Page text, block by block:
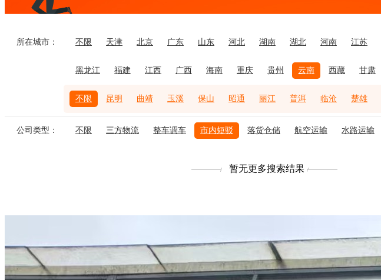
所在城市： 不限 天津 北京 广东 山东 河北 湖南 湖北 河南 江苏
黑龙江 福建 江西 广西 海南 重庆 贵州 云南 西藏 甘肃
不限 昆明 曲靖 玉溪 保山 昭通 丽江 普洱 临沧 楚雄
公司类型： 不限 三方物流 整车调车 市内短驳 落货仓储 航空运输 水路运输
暂无更多搜索结果